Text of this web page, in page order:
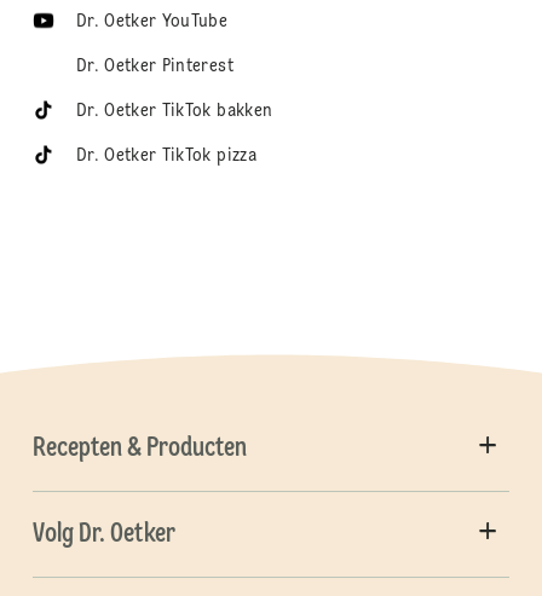
Dr. Oetker YouTube
Dr. Oetker Pinterest
Dr. Oetker TikTok bakken
Dr. Oetker TikTok pizza
Recepten & Producten
Volg Dr. Oetker